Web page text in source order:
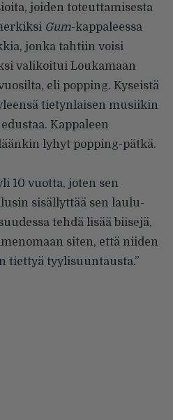
joiden toteuttamisesta
Gum-kappaleessa
jonka tahtiin voisi
valikoitui Loukamaan
eli popping. Kyseistä
tietynlaisen musiikin
edustaa. Kappaleen
lyhyt popping-pätkä.
10 vuotta, joten sen
sisällyttää sen laulu-
tehdä lisää biisejä,
siten, että niiden
tiettyä tyylisuuntausta.”